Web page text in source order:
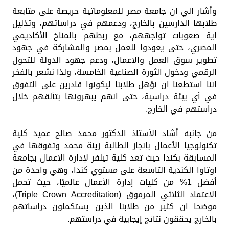
وأشار الي ان جامعة مصر للمعلوماتية حريصة على متابعة
طلابها الدارسين بالخارج، ودعمهم في دراساتهم، وتذليل
اية صعوبات تواجههم، مع ربطهم بالمناخ الأكاديمي
المصري، حتى يعودوا للعمل بمصر والمشاركة في جهود
تطوير سوق العمل والاعمال، ودعم جهود الدولة للتحول
الرقمي ودخول الثورة الصناعية الخامسة، ولذا نشعر بالفخر
اننا استطعنا ان نؤهل طلابنا ليكونوا قادرين على التفوق
في أي بيئة دراسية، حتى انهم يبهرونها بتألقهم خلال
دراستهم في الخارج.
من جانبه أشاد الأستاذ الدكتور محمد صالح عميد كلية
تكنولوجيا الأعمال بإنجاز الطالبة زينة محمد وتفوقها في
المسابقة بكندا حيث تعد كلية تيلفر لإدارة الاعمال بجامعة
اوتاوا الكندية التاسعة على مستوي كندا، وهي واحدة من
أفضل 1% من كليات إدارة الأعمال عالميًا، حيث تحمل
الاعتماد الثلاثي المرموق (Triple Crown Accreditation)،
موضحا ان كثير من طلابنا الذين يستكملون دراساتهم
بالخارج يحققون نتائج إيجابية في دراستهم.